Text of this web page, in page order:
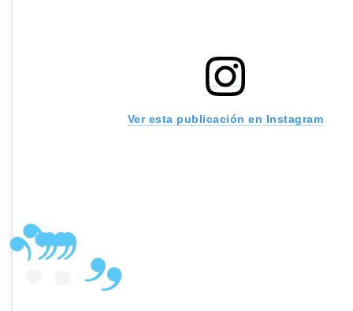
Ver esta publicación en Instagram